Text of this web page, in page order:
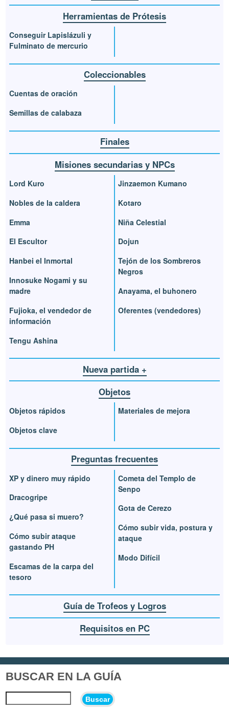
Herramientas de Prótesis
Conseguir Lapislázuli y
Fulminato de mercurio
Coleccionables
Cuentas de oración
Semillas de calabaza
Finales
Misiones secundarias y NPCs
Lord Kuro
Nobles de la caldera
Emma
El Escultor
Hanbei el Inmortal
Innosuke Nogami y su
madre
Fujioka, el vendedor de
información
Tengu Ashina
Jinzaemon Kumano
Kotaro
Niña Celestial
Dojun
Tejón de los Sombreros
Negros
Anayama, el buhonero
Oferentes (vendedores)
Nueva partida +
Objetos
Objetos rápidos
Objetos clave
Materiales de mejora
Preguntas frecuentes
XP y dinero muy rápido
Dracogripe
¿Qué pasa si muero?
Cómo subir ataque
gastando PH
Escamas de la carpa del
tesoro
Cometa del Templo de
Senpo
Gota de Cerezo
Cómo subir vida, postura y
ataque
Modo Difícil
Guía de Trofeos y Logros
Requisitos en PC
BUSCAR EN LA GUÍA
Buscar